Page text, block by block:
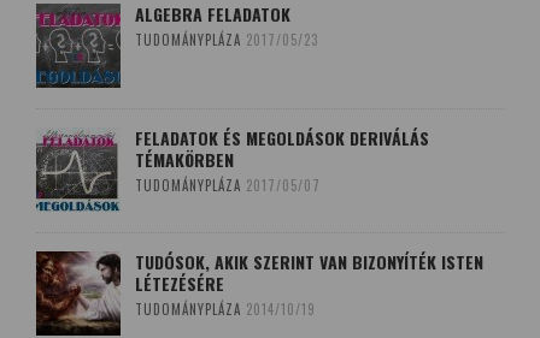
ALGEBRA FELADATOK
TUDOMÁNYPLÁZA 2017/05/23
FELADATOK ÉS MEGOLDÁSOK DERIVÁLÁS
TÉMAKÖRBEN
TUDOMÁNYPLÁZA 2017/05/07
TUDÓSOK, AKIK SZERINT VAN BIZONYÍTÉK ISTEN
LÉTEZÉSÉRE
TUDOMÁNYPLÁZA 2014/10/19